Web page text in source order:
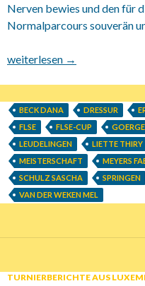
Nerven bewies und den für
Normalparcours souverän
13.-15.09.2013
weiterlesen →
BECK DANA DRESSUR
FLSE
FLSE-CUP
LEUDELINGEN
LIETTE THIRY
MEISTERSCHAFT
MEYERS
SCHULZ SASCHA
SPRINGEN
VAN DER WEKEN MEL
TURNIERBERICHTE AUS